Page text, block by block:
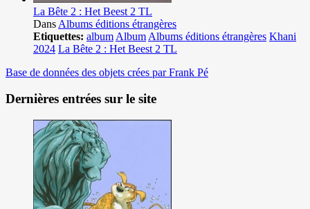
La Bête 2 : Het Beest 2 TL
Dans Albums éditions étrangères
Etiquettes: album Album Albums éditions étrangères Khani
2024 La Bête 2 : Het Beest 2 TL
Base de données des objets crées par Frank Pé
Dernières entrées sur le site